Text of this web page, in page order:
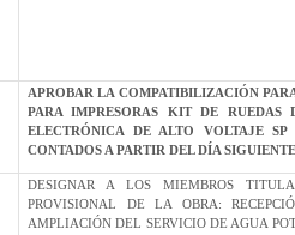
APROBAR LA COMPATIBILIZACIÓN
PARA IMPRESORAS KIT DE RUEDAS
ELECTRÓNICA DE ALTO VOLTAJE
CONTADOS A PARTIR DEL DÍA
DESIGNAR A LOS MIEMBROS
PROVISIONAL DE LA OBRA:
AMPLIACIÓN DEL SERVICIO DE AGUA